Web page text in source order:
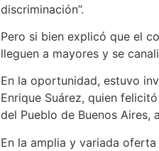
discriminación”.
Pero si bien explicó que el
lleguen a mayores y se
En la oportunidad, estuvo
Enrique Suárez, quien
del Pueblo de Buenos Aires,
En la amplia y variada